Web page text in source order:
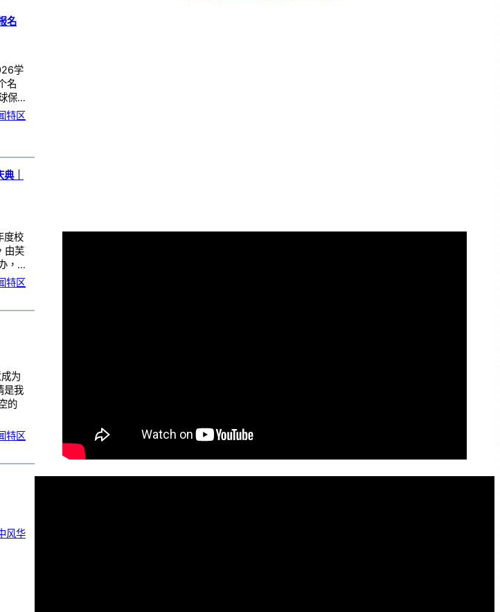
名
学
名
保…
特区
｜
度校
由芙
，…
特区
为
是我
的
特区
风华